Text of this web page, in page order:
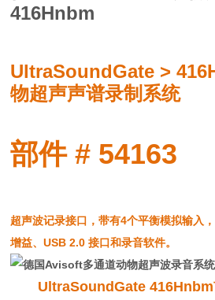
416Hnbm
UltraSoundGate >
物超声声谱录制系统
部件 # 54163
超声波记录接口，带有4个平衡模拟输入
增益、USB 2.0 接口和录音软件。
UltraSoundGate 416Hnbm